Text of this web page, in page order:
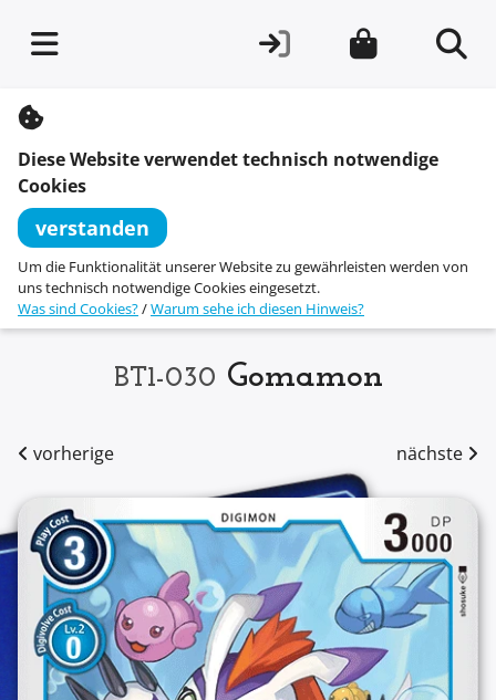
n
Diese Website verwendet technisch notwendige
Cookies
verstanden
Um die Funktionalität unserer Website zu gewährleisten werden von
uns technisch notwendige Cookies eingesetzt.
Was sind Cookies?/Warum sehe ich diesen Hinweis?
BT1-030 Gomamon
vorherige nächste